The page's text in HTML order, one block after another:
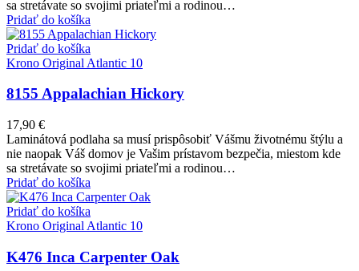
sa stretávate so svojimi priateľmi a rodinou…
Pridať do košíka
Pridať do košíka
Krono Original Atlantic 10
8155 Appalachian Hickory
17,90 €
Laminátová podlaha sa musí prispôsobiť Vášmu životnému štýlu a
nie naopak Váš domov je Vašim prístavom bezpečia, miestom kde
sa stretávate so svojimi priateľmi a rodinou…
Pridať do košíka
Pridať do košíka
Krono Original Atlantic 10
K476 Inca Carpenter Oak